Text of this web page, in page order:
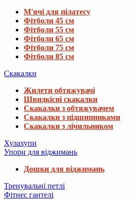
М'ячі для пілатесу
Фітболи 45 см
Фітболи 55 см
Фітболи 65 см
Фітболи 75 см
Фітболи 85 см
Скакалки
Жилети обтяжувачі
Швидкісні скакалки
Скакалки з обтяжувачем
Скакалки з підшипниками
Скакалки з лічильником
Хулахупи
Упори для віджимань
Дошки для віджимань
Тренувальні петлі
Фітнес гантелі